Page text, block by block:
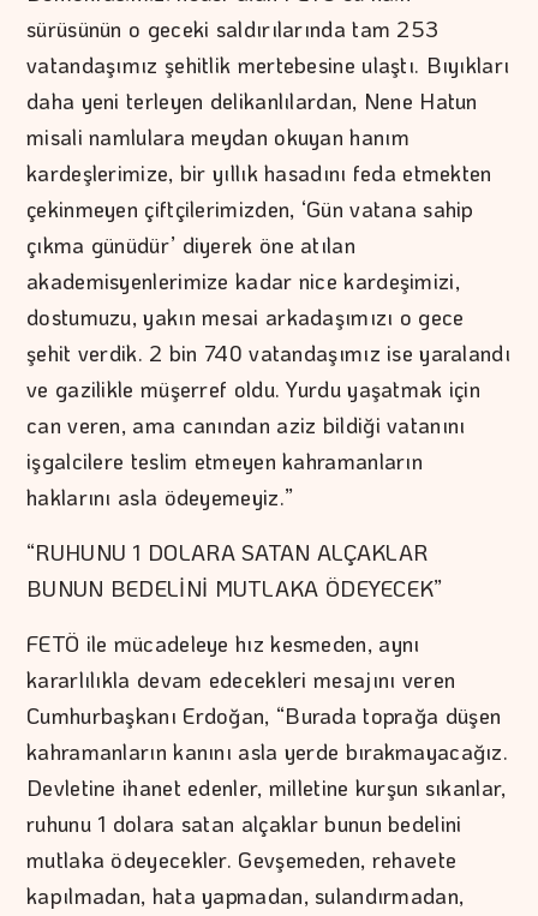
sürüsünün o geceki saldırılarında tam 253
vatandaşımız şehitlik mertebesine ulaştı. Bıyıkları
daha yeni terleyen delikanlılardan, Nene Hatun
misali namlulara meydan okuyan hanım
kardeşlerimize, bir yıllık hasadını feda etmekten
çekinmeyen çiftçilerimizden, ‘Gün vatana sahip
çıkma günüdür’ diyerek öne atılan
akademisyenlerimize kadar nice kardeşimizi,
dostumuzu, yakın mesai arkadaşımızı o gece
şehit verdik. 2 bin 740 vatandaşımız ise yaralandı
ve gazilikle müşerref oldu. Yurdu yaşatmak için
can veren, ama canından aziz bildiği vatanını
işgalcilere teslim etmeyen kahramanların
haklarını asla ödeyemeyiz.”
“RUHUNU 1 DOLARA SATAN ALÇAKLAR
BUNUN BEDELİNİ MUTLAKA ÖDEYECEK”
FETÖ ile mücadeleye hız kesmeden, aynı
kararlılıkla devam edecekleri mesajını veren
Cumhurbaşkanı Erdoğan, “Burada toprağa düşen
kahramanların kanını asla yerde bırakmayacağız.
Devletine ihanet edenler, milletine kurşun sıkanlar,
ruhunu 1 dolara satan alçaklar bunun bedelini
mutlaka ödeyecekler. Gevşemeden, rehavete
kapılmadan, hata yapmadan, sulandırmadan,